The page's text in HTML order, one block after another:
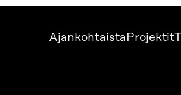
Ajankohtaista Projektit